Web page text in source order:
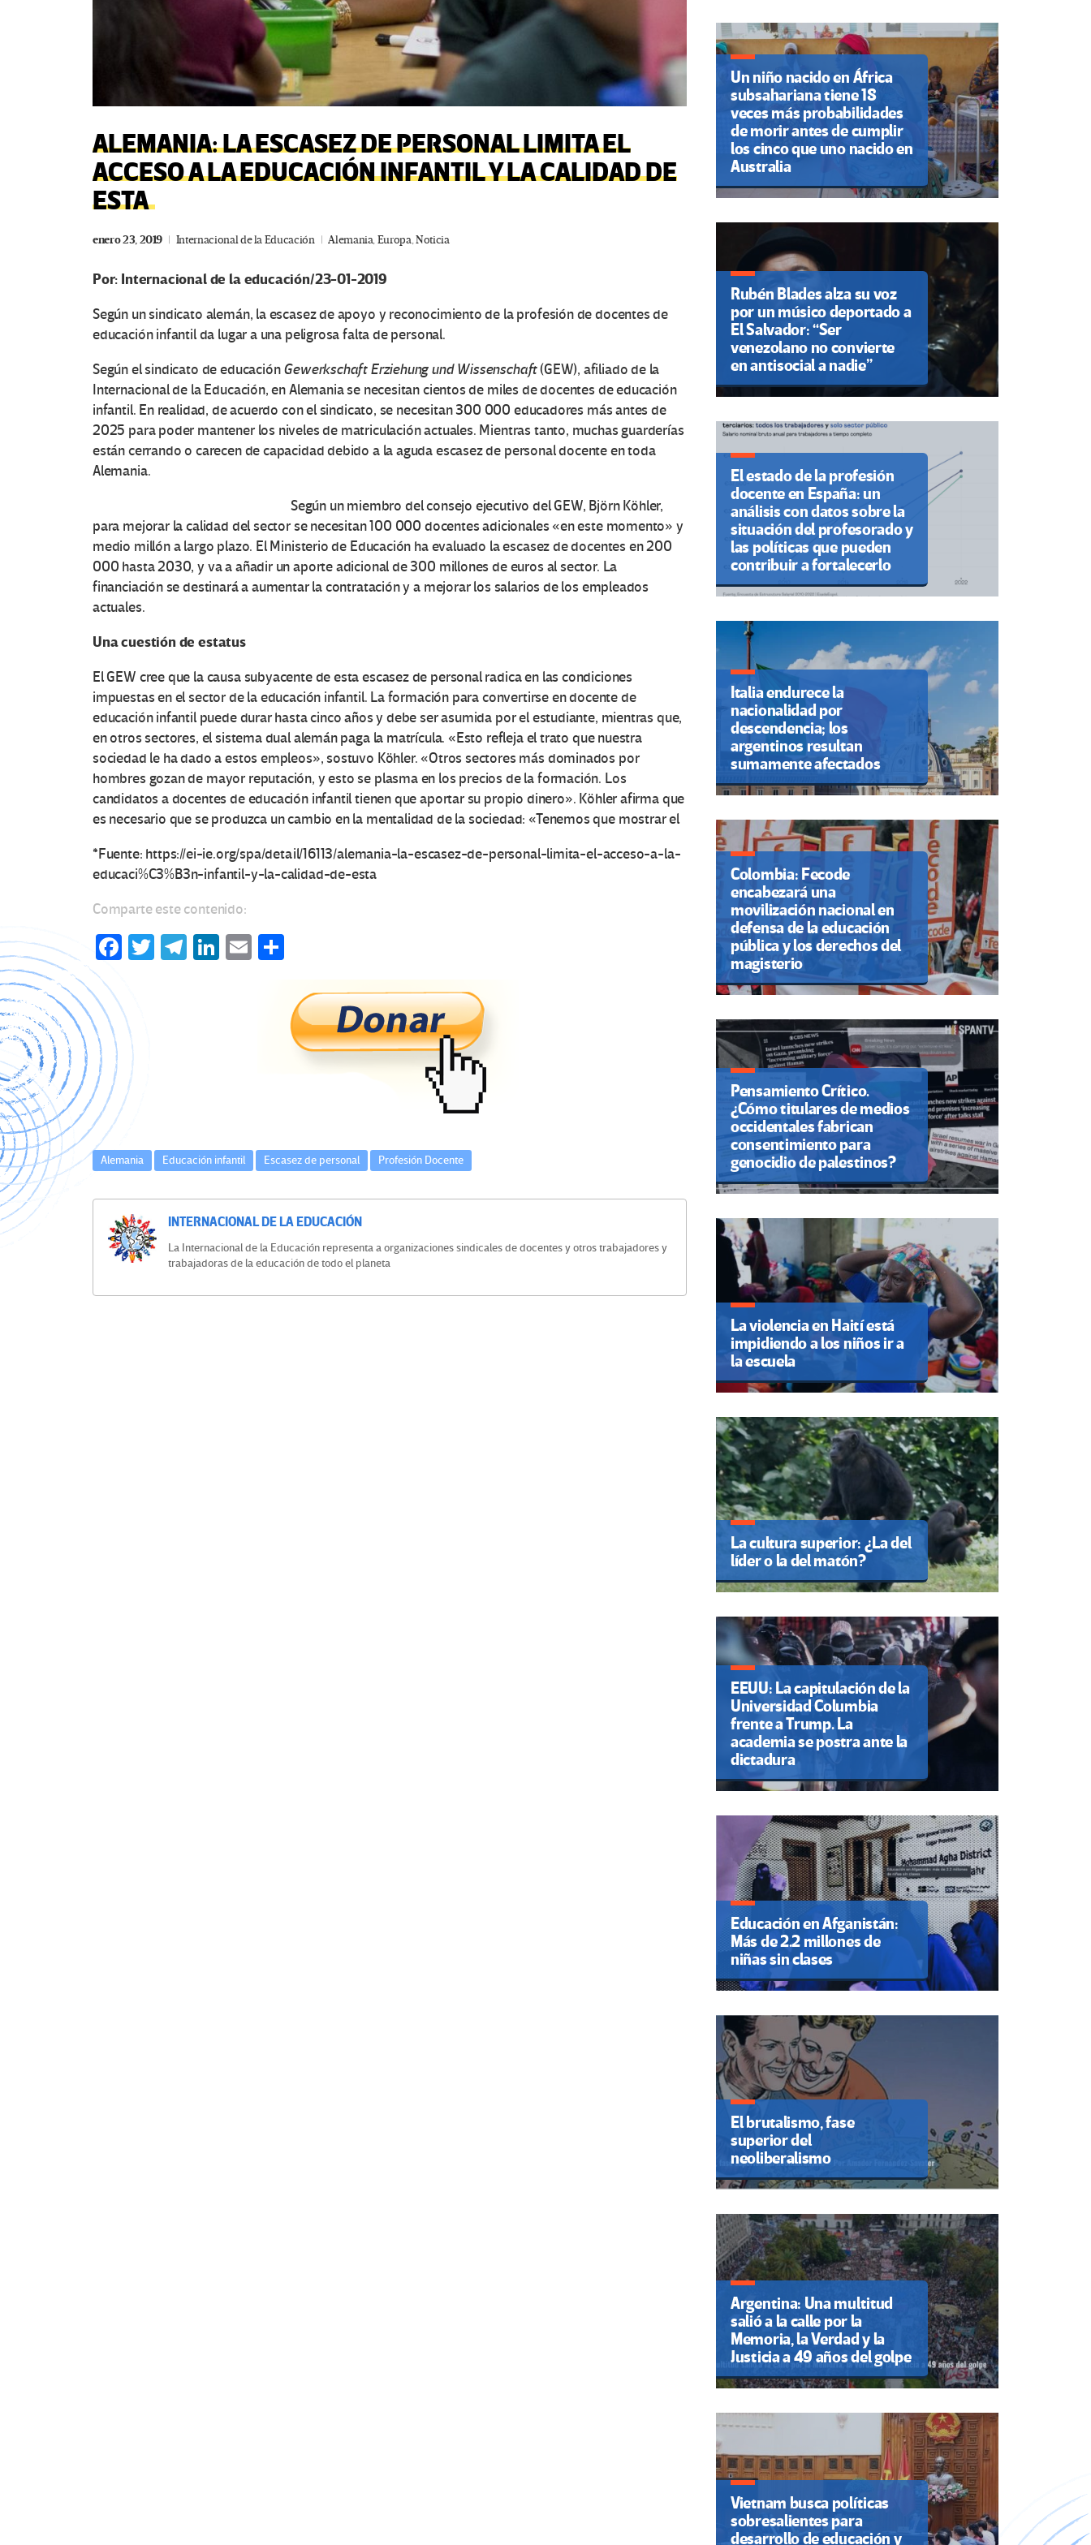
ALEMANIA: LA ESCASEZ DE PERSONAL LIMITA EL
ACCESO A LA EDUCACIÓN INFANTIL Y LA CALIDAD DE
ESTA
enero 23, 2019 Internacional de la Educación Alemania,Europa,Noticia
Por: Internacional de la educación/23-01-2019
Según un sindicato alemán, la escasez de apoyo y reconocimiento de la profesión de docentes de
educación infantil da lugar a una peligrosa falta de personal.
Según el sindicato de educaciónGewerkschaft Erziehung und Wissenschaft(GEW), afiliado de la
Internacional de la Educación, en Alemania se necesitan cientos de miles de docentes de educación
infantil. En realidad, de acuerdo con el sindicato, se necesitan 300 000 educadores más antes de
2025 para poder mantener los niveles de matriculación actuales. Mientras tanto, muchas guarderías
están cerrando o carecen de capacidad debido a la aguda escasez de personal docente en toda
Alemania.
Según un miembro del consejo ejecutivo del GEW, Björn Köhler,
para mejorar la calidad del sector se necesitan 100 000 docentes adicionales «en este momento» y
medio millón a largo plazo. El Ministerio de Educación ha evaluado la escasez de docentes en 200
000 hasta 2030, y va a añadir un aporte adicional de 300 millones de euros al sector. La
financiación se destinará a aumentar la contratación y a mejorar los salarios de los empleados
actuales.
Una cuestión de estatus
El GEW cree que la causa subyacente de esta escasez de personal radica en las condiciones
impuestas en el sector de la educación infantil. La formación para convertirse en docente de
educación infantil puede durar hasta cinco años y debe ser asumida por el estudiante, mientras que,
en otros sectores, el sistema dual alemán paga la matrícula. «Esto refleja el trato que nuestra
sociedad le ha dado a estos empleos», sostuvo Köhler. «Otros sectores más dominados por
hombres gozan de mayor reputación, y esto se plasma en los precios de la formación. Los
candidatos a docentes de educación infantil tienen que aportar su propio dinero». Köhler afirma que
es necesario que se produzca un cambio en la mentalidad de la sociedad: «Tenemos que mostrar el
*Fuente: https://ei-ie.org/spa/detail/16113/alemania-la-escasez-de-personal-limita-el-acceso-a-la-
educaci%C3%B3n-infantil-y-la-calidad-de-esta
Comparte este contenido:
Fa
o
o
k
T
Te Li
E
m
p
ar
Alemania Educación infantil Escasez de personal Profesión Docente
INTERNACIONAL DE LA EDUCACIÓN
La Internacional de la Educación representa a organizaciones sindicales de docentes y otros trabajadores y
trabajadoras de la educación de todo el planeta
Un niño nacido en África
subsahariana tiene 18
veces más probabilidades
de morir antes de cumplir
los cinco que uno nacido en
Australia
Rubén Blades alza su voz
por un músico deportado a
El Salvador: “Ser
venezolano no convierte
en antisocial a nadie”
El estado de la profesión
docente en España: un
análisis con datos sobre la
situación del profesorado y
las políticas que pueden
contribuir a fortalecerlo
Italia endurece la
nacionalidad por
descendencia; los
argentinos resultan
sumamente afectados
Colombia: Fecode
encabezará una
movilización nacional en
defensa de la educación
pública y los derechos del
magisterio
Pensamiento Crítico.
¿Cómo titulares de medios
occidentales fabrican
consentimiento para
genocidio de palestinos?
La violencia en Haití está
impidiendo a los niños ir a
la escuela
La cultura superior: ¿La del
líder o la del matón?
EEUU: La capitulación de la
Universidad Columbia
frente a Trump. La
academia se postra ante la
dictadura
Educación en Afganistán:
Más de 2.2 millones de
niñas sin clases
El brutalismo, fase
superior del
neoliberalismo
Argentina: Una multitud
salió a la calle por la
Memoria, la Verdad y la
Justicia a 49 años del golpe
Vietnam busca políticas
sobresalientes para
desarrollo de educación y